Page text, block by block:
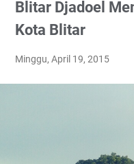
Blitar Djadoel
Kota Blitar
Minggu, April 19, 2015